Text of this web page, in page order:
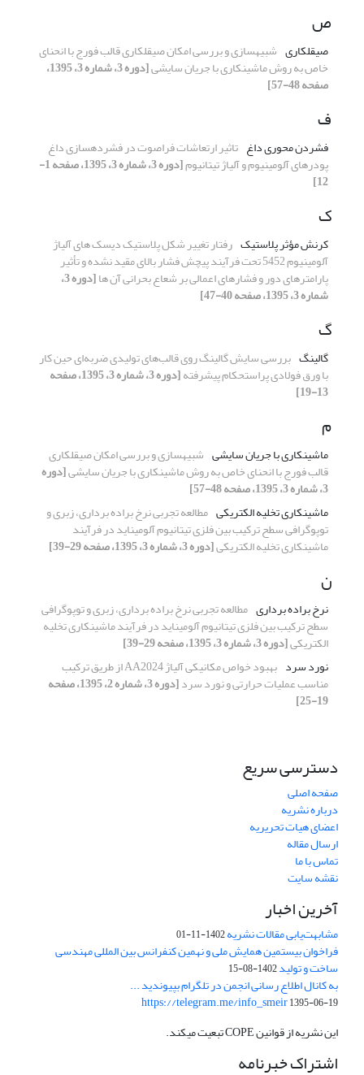
ص
صیقل‎کاری شبیه‎سازی و بررسی امکان صیقل‎کاری قالب فورج با انحنای
خاص به روش ماشین‎کاری با جریان سایشی [دوره 3، شماره 3، 1395،
صفحه 48-57]
ف
فشردن محوری داغ تاثیر ارتعاشات فراصوت در فشرده‎سازی داغ
پودرهای آلومینیوم و آلیاژ تیتانیوم [دوره 3، شماره 3، 1395، صفحه 1-
12]
ک
کرنش مؤثر پلاستیک رفتار تغییر شکل پلاستیک دیسک های آلیاژ
آلومینیوم 5452 تحت فرآیند پیچش فشار بالای مقید نشده و تأثیر
پارامترهای دور و فشارهای اعمالی بر شعاع بحرانی آن ها [دوره 3،
شماره 3، 1395، صفحه 40-47]
گ
گالینگ بررسی سایش گالینگ روی قالب‌های تولیدی ضربه‌ای حین کار
با ورق ‌فولادی پراستحکام پیشرفته [دوره 3، شماره 3، 1395، صفحه
13-19]
م
ماشین‎کاری با جریان سایشی شبیه‎سازی و بررسی امکان صیقل‎کاری
قالب فورج با انحنای خاص به روش ماشین‎کاری با جریان سایشی [دوره
3، شماره 3، 1395، صفحه 48-57]
ماشینکاری تخلیه الکتریکی مطالعه تجربی نرخ براده برداری، زبری و
توپوگرافی سطح ترکیب بین فلزی تیتانیوم آلومیناید در فرآیند
ماشینکاری تخلیه الکتریکی[دوره 3، شماره 3، 1395، صفحه 29-39]
ن
نرخ براده برداری مطالعه تجربی نرخ براده برداری، زبری و توپوگرافی
سطح ترکیب بین فلزی تیتانیوم آلومیناید در فرآیند ماشینکاری تخلیه
الکتریکی[دوره 3، شماره 3، 1395، صفحه 29-39]
نورد سرد
بهبود خواص مکانیکی آلیاژ AA2024 از طریق ترکیب
مناسب عملیات حرارتی و نورد سرد [دوره 3، شماره 2، 1395، صفحه
19-25]
دسترسی سریع
صفحه اصلی
درباره نشریه
اعضای هیات تحریریه
ارسال مقاله
تماس با ما
نقشه سایت
آخرین اخبار
مشابهت‌یابی مقالات نشریه1402-11-01
فراخوان بیستمین همایش ملی و نهمین کنفرانس بین المللی مهندسی
ساخت و تولید1402-08-15
به کانال اطلاع رسانی انجمن در تلگرام بپیوندید ...
https://telegram.me/info_smeir1395-06-19
این نشریه از قوانین COPE تبعیت میکند.
اشتراک خبرنامه